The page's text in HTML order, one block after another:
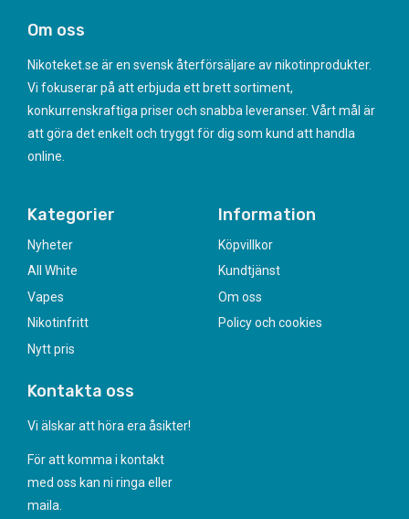
Om oss
Nikoteket.se är en svensk återförsäljare av nikotinprodukter.
Vi fokuserar på att erbjuda ett brett sortiment,
konkurrenskraftiga priser och snabba leveranser. Vårt mål är
att göra det enkelt och tryggt för dig som kund att handla
online.
Kategorier
Nyheter
All White
Vapes
Nikotinfritt
Nytt pris
Information
Köpvillkor
Kundtjänst
Om oss
Policy och cookies
Kontakta oss
Vi älskar att höra era åsikter!
För att komma i kontakt
med oss kan ni ringa eller
maila.